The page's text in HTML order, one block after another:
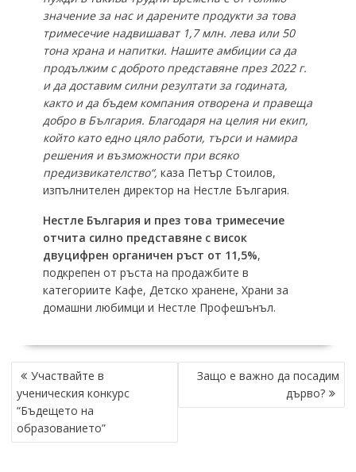
значение за нас и дарените продукти за това
тримесечие надвишават 1,7 млн. лева или 50
тона храна и напитки. Нашите амбиции са да
продължим с доброто представяне през 2022 г.
и да доставим силни резултати за годината,
както и да бъдем компания отворена и правеща
добро в България. Благодаря на целия ни екип,
който като едно цяло работи, търси и намира
решения и възможности при всяко
предизвикателство“, каза Петър Стоилов,
изпълнителен директор на Нестле България.
Нестле България и през това тримесечие
отчита силно представяне с висок
двуцифрен органичен ръст от 11,5%,
подкрепен от ръста на продажбите в
категориите Кафе, Детско хранене, Храни за
домашни любимци и Нестле Профешънъл.
НАВИГАЦИЯ
Участвайте в
ученическия конкурс
“Бъдещето на
образованието”
Защо е важно да посадим
дърво?